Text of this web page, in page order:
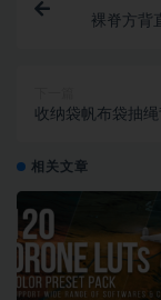
裸脊方背
收纳袋帆布袋抽
相关文章